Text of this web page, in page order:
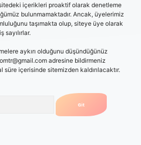
içerikleri proaktif olarak denetleme
bulunmamaktadır. Ancak, üyelerimiz
taşımakta olup, siteye üye olarak
sayılırlar.
aykırı olduğunu düşündüğünüz
adresine bildirmeniz
içerisinde sitemizden kaldırılacaktır.